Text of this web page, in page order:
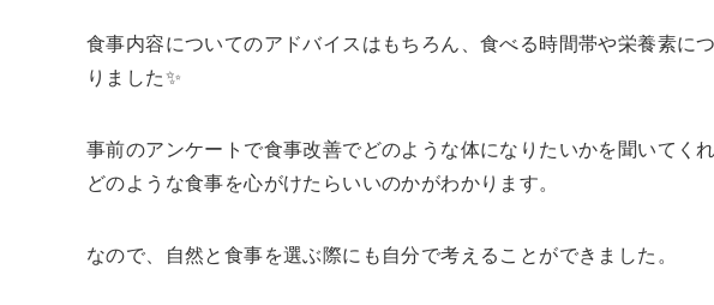
食事内容についてのアドバイスはもちろん、食べる時間帯や栄養素に
りました✨
事前のアンケートで食事改善でどのような体になりたいかを聞いてく
どのような食事を心がけたらいいのかがわかります。
なので、自然と食事を選ぶ際にも自分で考えることができました。